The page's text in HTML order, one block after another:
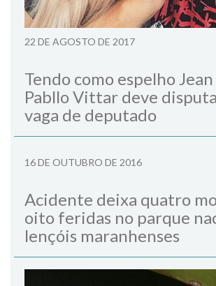
22 DE AGOSTO DE 2017
Tendo como espelho
Pabllo Vittar deve
vaga de deputado
16 DE OUTUBRO DE 2016
Acidente deixa quatro
oito feridas no parque
lençóis maranhenses